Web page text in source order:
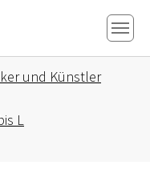
und Künstler
L